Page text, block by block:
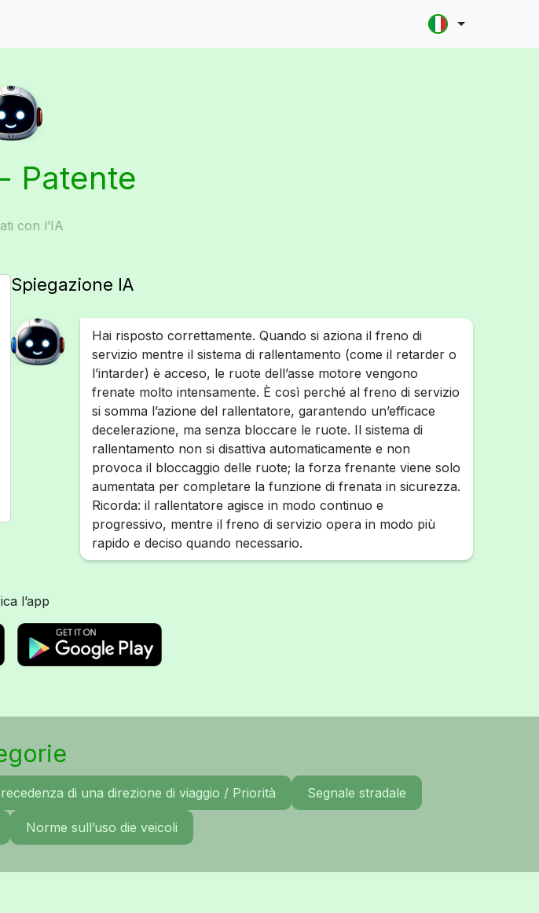
Patente
con l’IA
Spiegazione IA
Hai risposto correttamente. Quando si aziona il freno di
servizio mentre il sistema di rallentamento (come il retarder o
l’intarder) è acceso, le ruote dell’asse motore vengono
frenate molto intensamente. È così perché al freno di servizio
si somma l’azione del rallentatore, garantendo un’efficace
decelerazione, ma senza bloccare le ruote. Il sistema di
rallentamento non si disattiva automaticamente e non
provoca il bloccaggio delle ruote; la forza frenante viene solo
aumentata per completare la funzione di frenata in sicurezza.
Ricorda: il rallentatore agisce in modo continuo e
progressivo, mentre il freno di servizio opera in modo più
rapido e deciso quando necessario.
l’app
di una direzione di viaggio / Priorità Segnale stradale
Norme sull’uso die veicoli